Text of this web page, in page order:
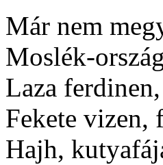
Már nem
Moslék-
Laza
Fekete vizen,
Hajh,